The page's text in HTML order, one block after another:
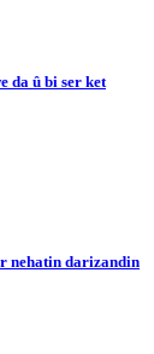
da û bi ser ket
nehatin darizandin